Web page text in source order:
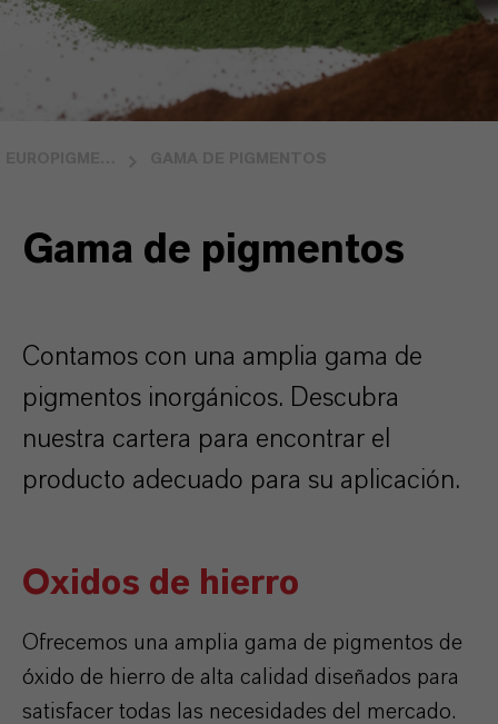
Gama de pigmentos
Contamos con una amplia gama de
pigmentos inorgánicos. Descubra
nuestra cartera para encontrar el
producto adecuado para su aplicación.
Oxidos de hierro
Ofrecemos una amplia gama de pigmentos de
óxido de hierro de alta calidad diseñados para
satisfacer todas las necesidades del mercado.